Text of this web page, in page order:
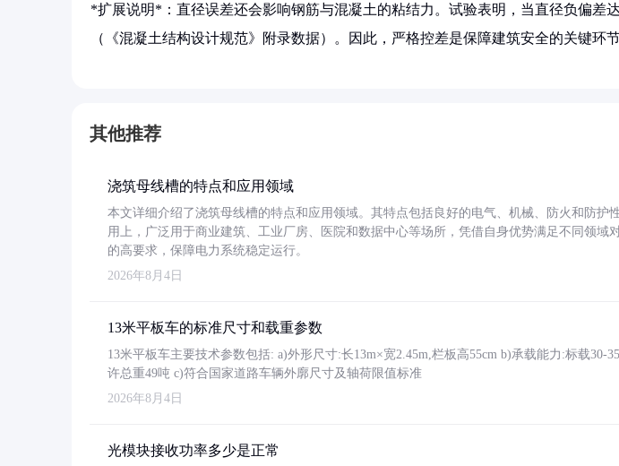
*扩展说明*：直径误差还会影响钢筋与混凝土的粘结力。试验表明，当直径负偏差
（《混凝土结构设计规范》附录数据）。因此，严格控差是保障建筑安全的关键环节
其他推荐
浇筑母线槽的特点和应用领域
本文详细介绍了浇筑母线槽的特点和应用领域。其特点包括良好的电气、机械、防火和防护
用上，广泛用于商业建筑、工业厂房、医院和数据中心等场所，凭借自身优势满足不同领域
的高要求，保障电力系统稳定运行。
2026年8月4日
13米平板车的标准尺寸和载重参数
13米平板车主要技术参数包括: a)外形尺寸:长13m×宽2.45m,栏板高55cm b)承载能力:标载30-
许总重49吨 c)符合国家道路车辆外廓尺寸及轴荷限值标准
2026年8月4日
光模块接收功率多少是正常